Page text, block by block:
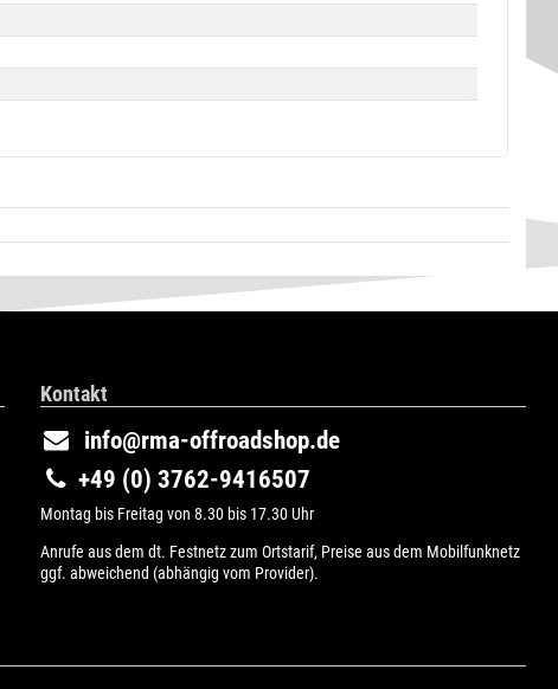
Kontakt
info@rma-offroadshop.de
+49 (0) 3762-9416507
Montag bis Freitag von 8.30 bis 17.30 Uhr
Anrufe aus dem dt. Festnetz zum Ortstarif, Preise aus dem Mobilfunknetz
ggf. abweichend (abhängig vom Provider).